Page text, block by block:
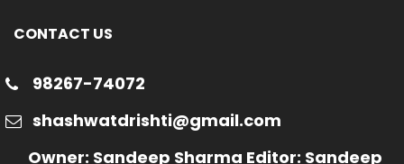
CONTACT US
98267-74072
shashwatdrishti@gmail.com
Owner: Sandeep Sharma Editor: Sandeep